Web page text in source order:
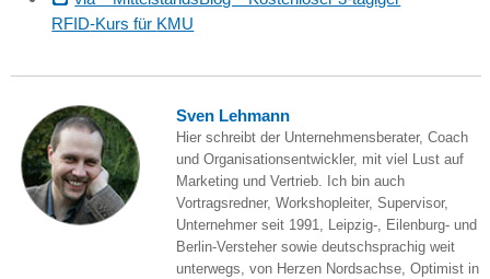
RFID-Kurs für KMU
Sven Lehmann
Hier schreibt der Unternehmensberater, Coach
und Organisationsentwickler, mit viel Lust auf
Marketing und Vertrieb. Ich bin auch
Vortragsredner, Workshopleiter, Supervisor,
Unternehmer seit 1991, Leipzig-, Eilenburg- und
Berlin-Versteher sowie deutschsprachig weit
unterwegs, von Herzen Nordsachse, Optimist in